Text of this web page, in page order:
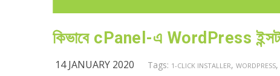
কিভাবে cPanel-এ WordPress
14 JANUARY 2020 Tags: 1-CLICK INSTALLER, WORDPRESS,